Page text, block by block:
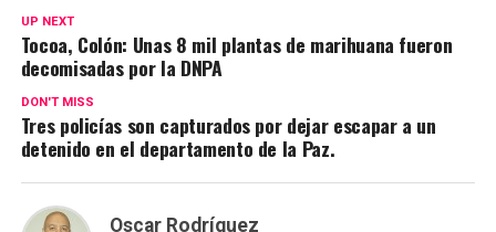
UP NEXT
Tocoa, Colón: Unas 8 mil plantas de marihuana fueron
decomisadas por la DNPA
DON'T MISS
Tres policías son capturados por dejar escapar a un
detenido en el departamento de la Paz.
Oscar Rodríguez